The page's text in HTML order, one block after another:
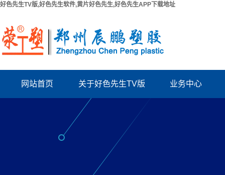
好色先生TV版,好色先生软件,黄片好色先生,好色先生APP下载地址
网站首页 关于好色先生TV版
联系好色先生TV版
厂房出租
资质档案
业务中心